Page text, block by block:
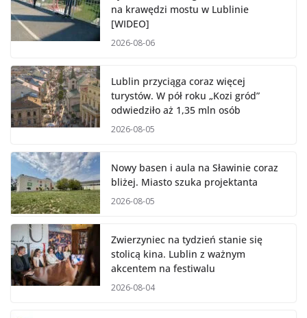
na krawędzi mostu w Lublinie
[WIDEO]
2026-08-06
Lublin przyciąga coraz więcej
turystów. W pół roku „Kozi gród”
odwiedziło aż 1,35 mln osób
2026-08-05
Nowy basen i aula na Sławinie coraz
bliżej. Miasto szuka projektanta
2026-08-05
Zwierzyniec na tydzień stanie się
stolicą kina. Lublin z ważnym
akcentem na festiwalu
2026-08-04